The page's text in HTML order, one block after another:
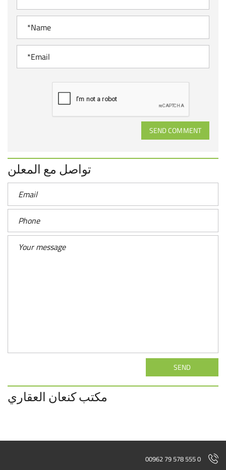
SEND COMMENT
تواصل مع المعلن
SEND
مكتب كنعان العقاري
00962 79 578 555 0